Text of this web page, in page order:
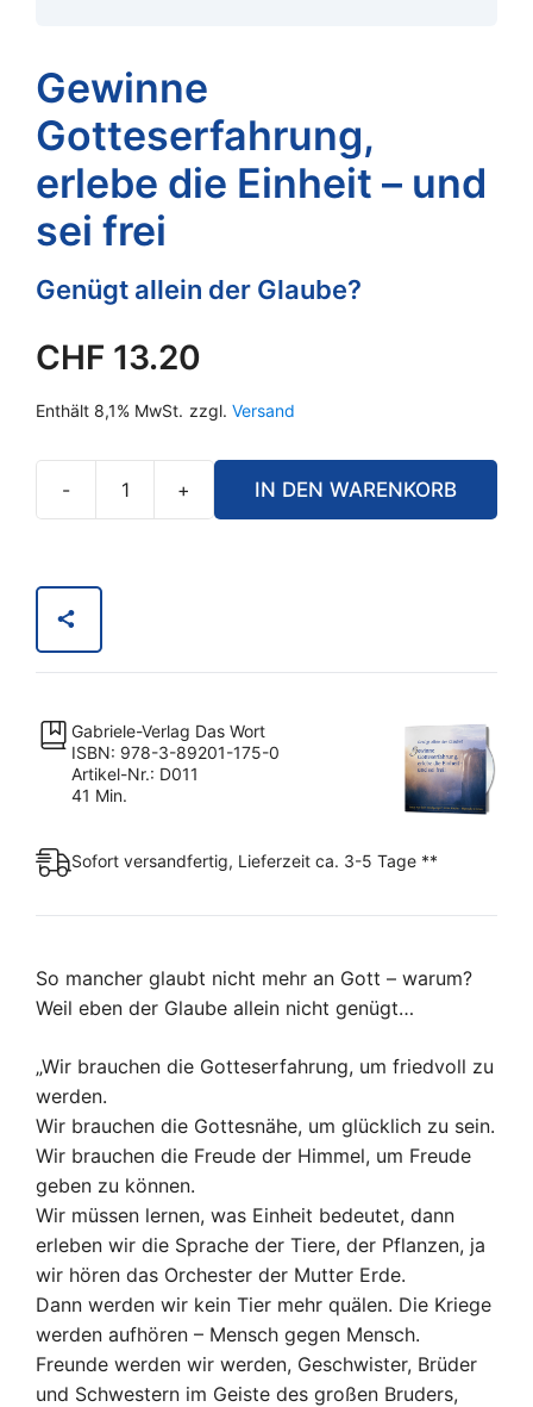
Gewinne
Gotteserfahrung,
erlebe die Einheit – und
sei frei
Genügt allein der Glaube?
CHF 13.20
Enthält 8,1% MwSt. zzgl. Versand
-
Gewinne
und
frei
+ IN DEN WARENKORB
Gabriele-Verlag Das Wort
ISBN: 978-3-89201-175-0
Artikel-Nr.: D011
41 Min.
Sofort versandfertig, Lieferzeit ca. 3-5 Tage **
So mancher glaubt nicht mehr an Gott – warum?
Weil eben der Glaube allein nicht genügt…
„Wir brauchen die Gotteserfahrung, um friedvoll zu
werden.
Wir brauchen die Gottesnähe, um glücklich zu sein.
Wir brauchen die Freude der Himmel, um Freude
geben zu können.
Wir müssen lernen, was Einheit bedeutet, dann
erleben wir die Sprache der Tiere, der Pflanzen, ja
wir hören das Orchester der Mutter Erde.
Dann werden wir kein Tier mehr quälen. Die Kriege
werden aufhören – Mensch gegen Mensch.
Freunde werden wir werden, Geschwister, Brüder
und Schwestern im Geiste des großen Bruders,